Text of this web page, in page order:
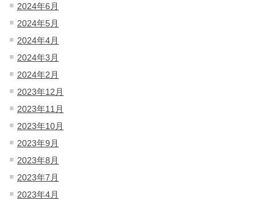
2024年6月
2024年5月
2024年4月
2024年3月
2024年2月
2023年12月
2023年11月
2023年10月
2023年9月
2023年8月
2023年7月
2023年4月